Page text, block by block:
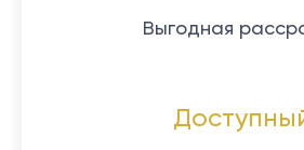
Выгодная